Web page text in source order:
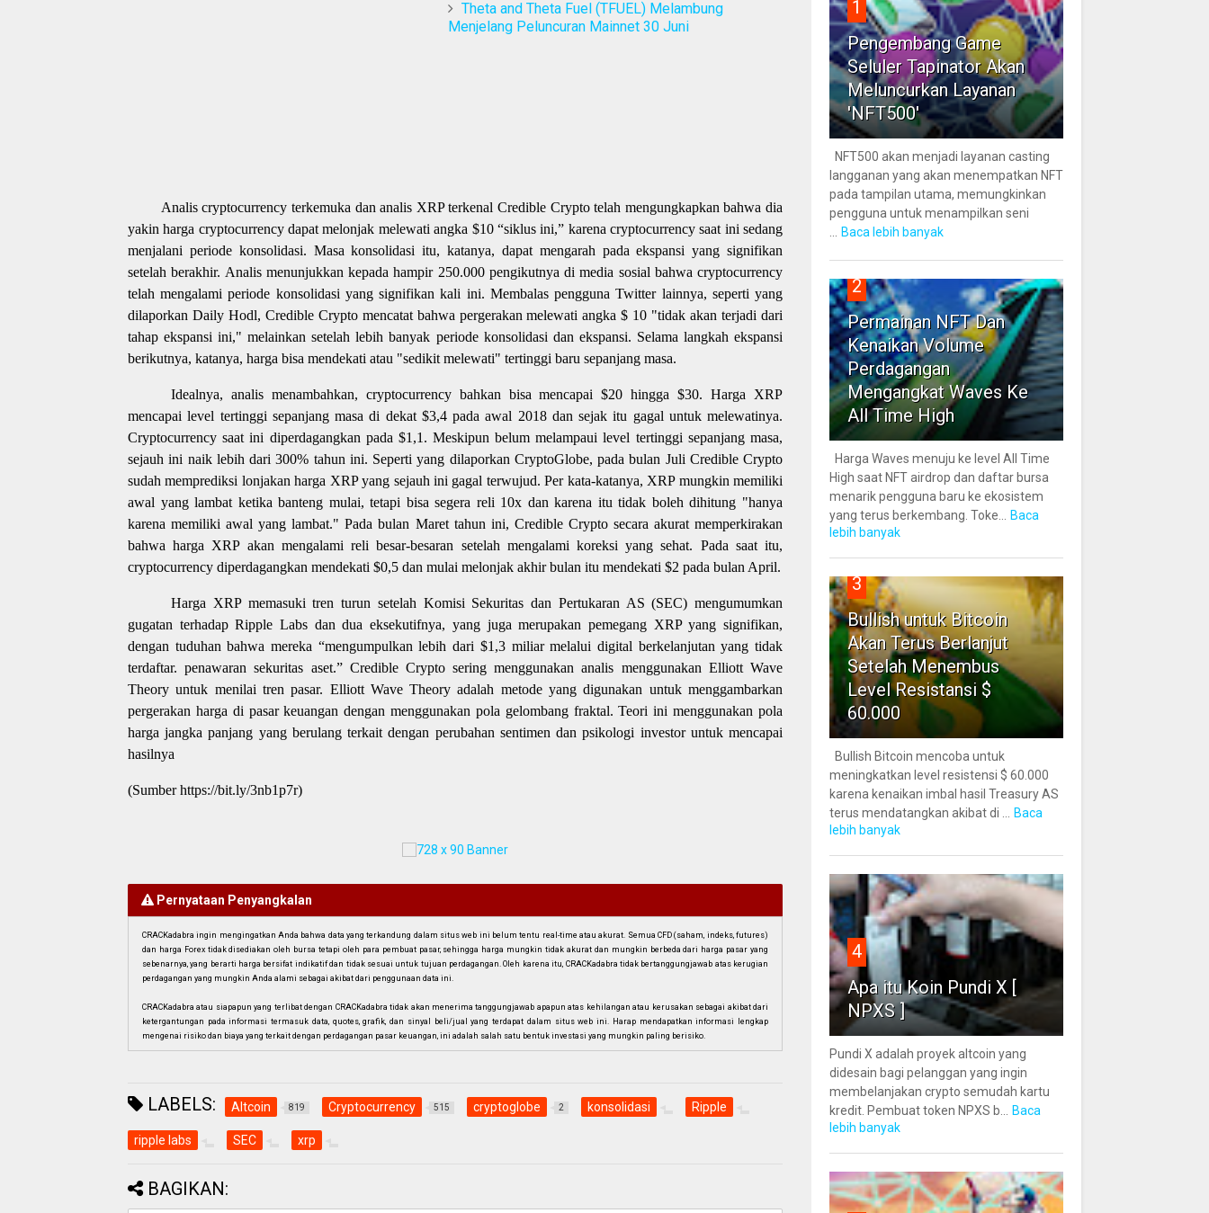
Theta and Theta Fuel (TFUEL) Melambung
Menjelang Peluncuran Mainnet 30 Juni
Analis cryptocurrency terkemuka dan analis XRP terkenal Credible Crypto telah mengungkapkan bahwa dia
yakin harga cryptocurrency dapat melonjak melewati angka $10 “siklus ini,” karena cryptocurrency saat ini sedang
menjalani periode konsolidasi. Masa konsolidasi itu, katanya, dapat mengarah pada ekspansi yang signifikan
setelah berakhir. Analis menunjukkan kepada hampir 250.000 pengikutnya di media sosial bahwa cryptocurrency
telah mengalami periode konsolidasi yang signifikan kali ini. Membalas pengguna Twitter lainnya, seperti yang
dilaporkan Daily Hodl, Credible Crypto mencatat bahwa pergerakan melewati angka $ 10 "tidak akan terjadi dari
tahap ekspansi ini," melainkan setelah lebih banyak periode konsolidasi dan ekspansi. Selama langkah ekspansi
berikutnya, katanya, harga bisa mendekati atau "sedikit melewati" tertinggi baru sepanjang masa.
Idealnya, analis menambahkan, cryptocurrency bahkan bisa mencapai $20 hingga $30. Harga XRP
mencapai level tertinggi sepanjang masa di dekat $3,4 pada awal 2018 dan sejak itu gagal untuk melewatinya.
Cryptocurrency saat ini diperdagangkan pada $1,1. Meskipun belum melampaui level tertinggi sepanjang masa,
sejauh ini naik lebih dari 300% tahun ini. Seperti yang dilaporkan CryptoGlobe, pada bulan Juli Credible Crypto
sudah memprediksi lonjakan harga XRP yang sejauh ini gagal terwujud. Per kata-katanya, XRP mungkin memiliki
awal yang lambat ketika banteng mulai, tetapi bisa segera reli 10x dan karena itu tidak boleh dihitung "hanya
karena memiliki awal yang lambat." Pada bulan Maret tahun ini, Credible Crypto secara akurat memperkirakan
bahwa harga XRP akan mengalami reli besar-besaran setelah mengalami koreksi yang sehat. Pada saat itu,
cryptocurrency diperdagangkan mendekati $0,5 dan mulai melonjak akhir bulan itu mendekati $2 pada bulan April.
Harga XRP memasuki tren turun setelah Komisi Sekuritas dan Pertukaran AS (SEC) mengumumkan
gugatan terhadap Ripple Labs dan dua eksekutifnya, yang juga merupakan pemegang XRP yang signifikan,
dengan tuduhan bahwa mereka “mengumpulkan lebih dari $1,3 miliar melalui digital berkelanjutan yang tidak
terdaftar. penawaran sekuritas aset.” Credible Crypto sering menggunakan analis menggunakan Elliott Wave
Theory untuk menilai tren pasar. Elliott Wave Theory adalah metode yang digunakan untuk menggambarkan
pergerakan harga di pasar keuangan dengan menggunakan pola gelombang fraktal. Teori ini menggunakan pola
harga jangka panjang yang berulang terkait dengan perubahan sentimen dan psikologi investor untuk mencapai
hasilnya
(Sumber https://bit.ly/3nb1p7r)
Pernyataan Penyangkalan
CRACKadabra ingin mengingatkan Anda bahwa data yang terkandung dalam situs web ini belum tentu real-time atau akurat. Semua CFD (saham, indeks, futures)
dan harga Forex tidak disediakan oleh bursa tetapi oleh para pembuat pasar, sehingga harga mungkin tidak akurat dan mungkin berbeda dari harga pasar yang
sebenarnya, yang berarti harga bersifat indikatif dan tidak sesuai untuk tujuan perdagangan. Oleh karena itu, CRACKadabra tidak bertanggungjawab atas kerugian
perdagangan yang mungkin Anda alami sebagai akibat dari penggunaan data ini.
CRACKadabra atau siapapun yang terlibat dengan CRACKadabra tidak akan menerima tanggungjawab apapun atas kehilangan atau kerusakan sebagai akibat dari
ketergantungan pada informasi termasuk data, quotes, grafik, dan sinyal beli/jual yang terdapat dalam situs web ini. Harap mendapatkan informasi lengkap
mengenai risiko dan biaya yang terkait dengan perdagangan pasar keuangan, ini adalah salah satu bentuk investasi yang mungkin paling berisiko.
LABELS: Altcoin 819 Cryptocurrency 515 cryptoglobe 2 konsolidasi Ripple
ripple labs SEC xrp
BAGIKAN:
1
Pengembang Game
Seluler Tapinator Akan
Meluncurkan Layanan
'NFT500'
NFT500 akan menjadi layanan casting
langganan yang akan menempatkan NFT
pada tampilan utama, memungkinkan
pengguna untuk menampilkan seni
Baca lebih banyak
2
Permainan NFT Dan
Kenaikan Volume
Perdagangan
Mengangkat Waves Ke
All Time High
Harga Waves menuju ke level All Time
High saat NFT airdrop dan daftar bursa
menarik pengguna baru ke ekosistem
yang terus berkembang. Toke...
Baca
lebih banyak
3
Bullish untuk Bitcoin
Akan Terus Berlanjut
Setelah Menembus
Level Resistansi $
60.000
Bullish Bitcoin mencoba untuk
meningkatkan level resistensi $ 60.000
karena kenaikan imbal hasil Treasury AS
terus mendatangkan akibat di ...
Baca
lebih banyak
4
Apa itu Koin Pundi X [
NPXS ]
Pundi X adalah proyek altcoin yang
didesain bagi pelanggan yang ingin
membelanjakan crypto semudah kartu
kredit. Pembuat token NPXS b...
Baca
lebih banyak